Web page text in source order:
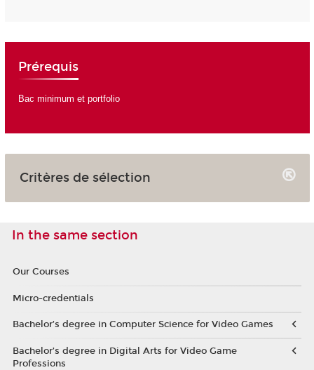
Prérequis
Bac minimum et portfolio
Critères de sélection
In the same section
Our Courses
Micro-credentials
Bachelor’s degree in Computer Science for Video Games
Bachelor’s degree in Digital Arts for Video Game
Professions